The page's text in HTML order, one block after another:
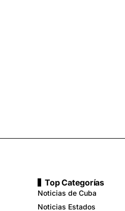
Top Categorías
Noticias de Cuba
Noticias Estados